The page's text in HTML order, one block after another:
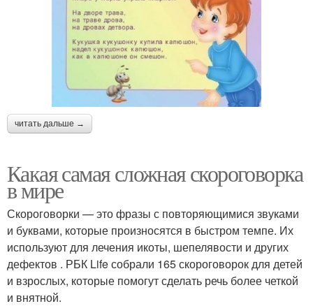
читать дальше →
Какая самая сложная скороговорка
в мире
Скороговорки — это фразы с повторяющимися звуками
и буквами, которые произносятся в быстром темпе. Их
используют для лечения икоты, шепелявости и других
дефектов . РБК Life собрали 165 скороговорок для детей
и взрослых, которые помогут сделать речь более четкой
и внятной.